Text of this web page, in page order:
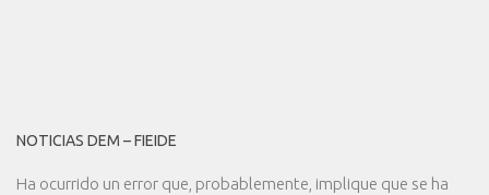
NOTICIAS DEM – FIEIDE
Ha ocurrido un error que, probablemente, implique que se ha